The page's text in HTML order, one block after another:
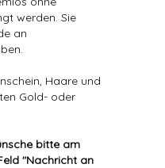
werden. Sie
an
Haare und
Gold- oder
bitte am
"Nachricht an